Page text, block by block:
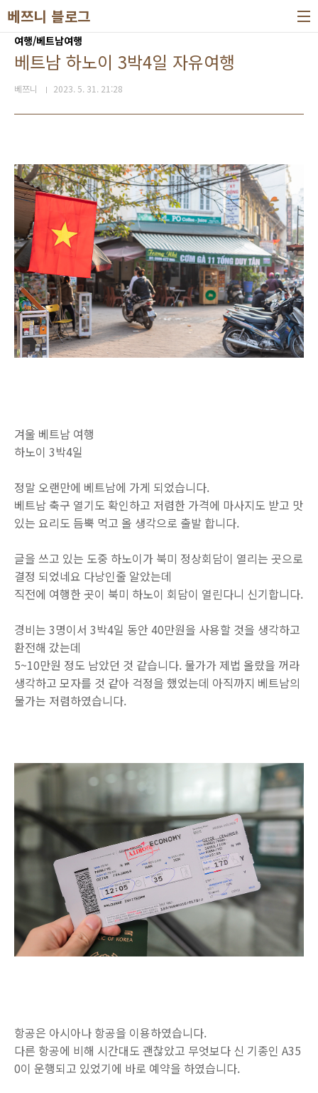
베쯔니 블로그
여행/베트남여행
베트남 하노이 3박4일 자유여행
베쯔니 2023. 5. 31. 21:28
겨울 베트남 여행
하노이 3박4일
정말 오랜만에 베트남에 가게 되었습니다.
베트남 축구 열기도 확인하고 저렴한 가격에 마사지도 받고 맛
있는 요리도 듬뿍 먹고 올 생각으로 출발 합니다.
글을 쓰고 있는 도중 하노이가 북미 정상회담이 열리는 곳으로
결정 되었네요 다낭인줄 알았는데
직전에 여행한 곳이 북미 하노이 회담이 열린다니 신기합니다.
경비는 3명이서 3박4일 동안 40만원을 사용할 것을 생각하고
환전해 갔는데
5~10만원 정도 남았던 것 같습니다. 물가가 제법 올랐을 꺼라
생각하고 모자를 것 같아 걱정을 했었는데 아직까지 베트남의
물가는 저렴하였습니다.
항공은 아시아나 항공을 이용하였습니다.
다른 항공에 비해 시간대도 괜찮았고 무엇보다 신 기종인 A35
0이 운행되고 있었기에 바로 예약을 하였습니다.